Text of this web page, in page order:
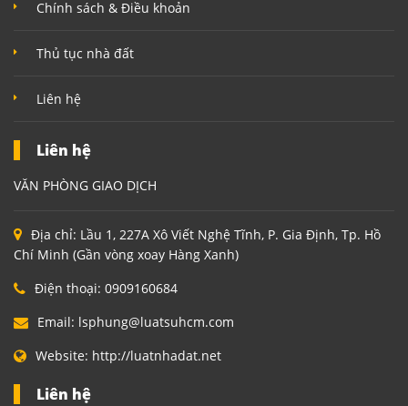
Chính sách & Điều khoản
Thủ tục nhà đất
Liên hệ
Liên hệ
VĂN PHÒNG GIAO DỊCH
Địa chỉ: Lầu 1, 227A Xô Viết Nghệ Tĩnh, P. Gia Định, Tp. Hồ
Chí Minh (Gần vòng xoay Hàng Xanh)
Điện thoại: 0909160684
Email: lsphung@luatsuhcm.com
Website: http://luatnhadat.net
Liên hệ